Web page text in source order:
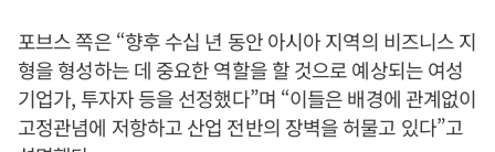
포브스 쪽은 “향후 수십 년 동안 아시아 지역의 비즈니스 지
형을 형성하는 데 중요한 역할을 할 것으로 예상되는 여성
기업가, 투자자 등을 선정했다”며 “이들은 배경에 관계없이
고정관념에 저항하고 산업 전반의 장벽을 허물고 있다”고